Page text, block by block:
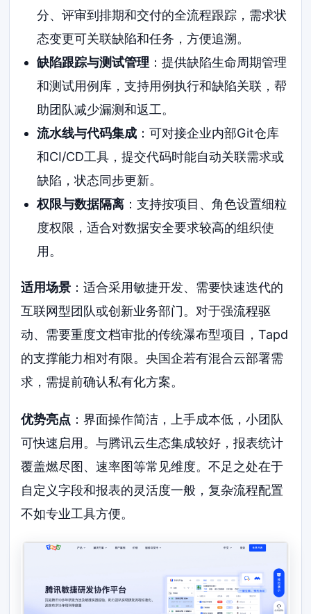
分、评审到排期和交付的全流程跟踪，需求状
态变更可关联缺陷和任务，方便追溯。
缺陷跟踪与测试管理 ：提供缺陷生命周期管理
和测试用例库，支持用例执行和缺陷关联，帮
助团队减少漏测和返工。
流水线与代码集成：可对接企业内部Git仓库
和CI/CD工具，提交代码时能自动关联需求或
缺陷，状态同步更新。
权限与数据隔离：支持按项目、角色设置细粒
度权限，适合对数据安全要求较高的组织使
用。
适用场景 ：适合采用敏捷开发、需要快速迭代的
互联网型团队或创新业务部门。对于强流程驱
动、需要重度文档审批的传统瀑布型项目，Tapd
的支撑能力相对有限。央国企若有混合云部署需
求，需提前确认私有化方案。
优势亮点 ：界面操作简洁，上手成本低，小团队
可快速启用。与腾讯云生态集成较好，报表统计
覆盖燃尽图、速率图等常见维度。不足之处在于
自定义字段和报表的灵活度一般，复杂流程配置
不如专业工具方便。